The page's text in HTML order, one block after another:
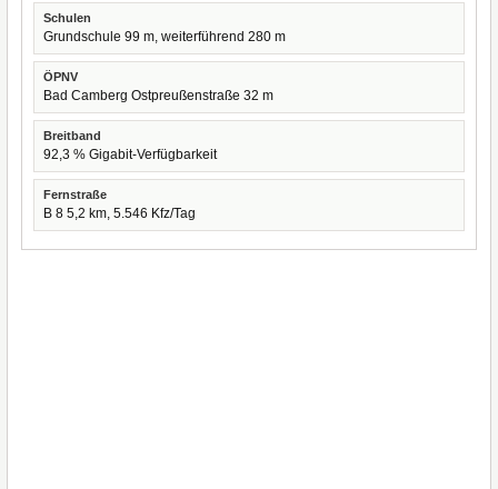
Schulen
Grundschule 99 m, weiterführend 280 m
ÖPNV
Bad Camberg Ostpreußenstraße 32 m
Breitband
92,3 % Gigabit-Verfügbarkeit
Fernstraße
B 8 5,2 km, 5.546 Kfz/Tag